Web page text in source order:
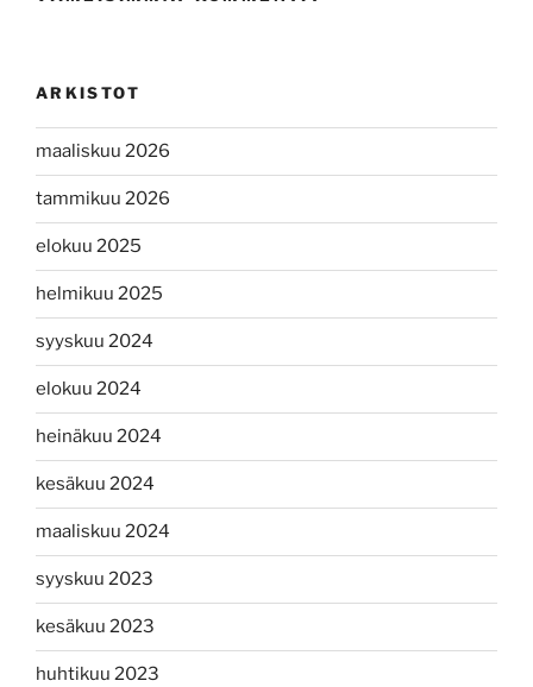
ARKISTOT
maaliskuu 2026
tammikuu 2026
elokuu 2025
helmikuu 2025
syyskuu 2024
elokuu 2024
heinäkuu 2024
kesäkuu 2024
maaliskuu 2024
syyskuu 2023
kesäkuu 2023
huhtikuu 2023